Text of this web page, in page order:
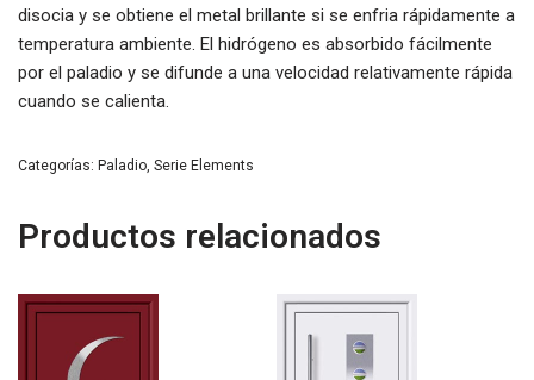
disocia y se obtiene el metal brillante si se enfria rápidamente a
temperatura ambiente. El hidrógeno es absorbido fácilmente
por el paladio y se difunde a una velocidad relativamente rápida
cuando se calienta.
Categorías: Paladio, Serie Elements
Productos relacionados